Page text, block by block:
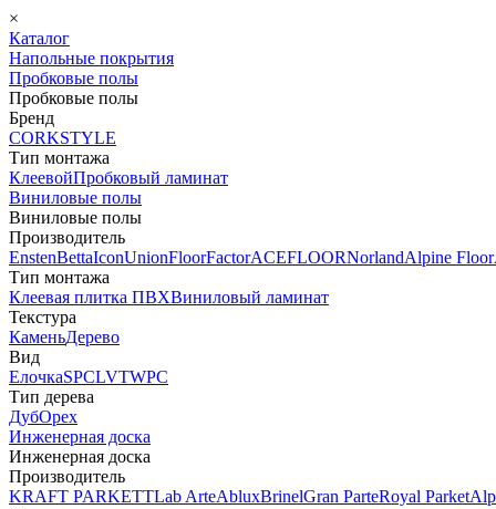
×
Каталог
Напольные покрытия
Пробковые полы
Пробковые полы
Бренд
CORKSTYLE
Тип монтажа
КлеевойПробковый ламинат
Виниловые полы
Виниловые полы
Производитель
EnstenBettaIconUnionFloorFactorACEFLOORNorlandAlpine Floor
Тип монтажа
Клеевая плитка ПВХВиниловый ламинат
Текстура
КаменьДерево
Вид
ЕлочкаSPCLVTWPC
Тип дерева
ДубОрех
Инженерная доска
Инженерная доска
Производитель
KRAFT PARKETTLab ArteAbluxBrinelGran ParteRoyal Parket